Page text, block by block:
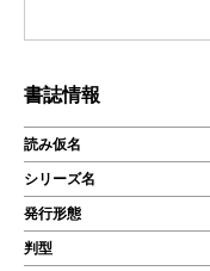
書誌情報
読み仮名
シリーズ名
発行形態
判型